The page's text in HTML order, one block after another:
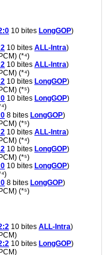
10 bites LongGOP)
10 bites ALL-Intra)
(*⁴)
10 bites ALL-Intra)
(*⁴)
10 bites LongGOP)
(*⁵)
10 bites LongGOP)
8 bites LongGOP)
(*⁵)
10 bites ALL-Intra)
(*⁴)
10 bites LongGOP)
(*⁵)
10 bites LongGOP)
8 bites LongGOP)
(*⁵)
10 bites ALL-Intra)
10 bites LongGOP)